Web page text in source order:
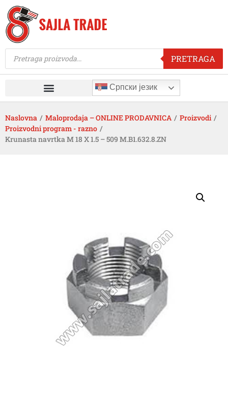
PRETRAGA
Српски језик
Naslovna / Maloprodaja – ONLINE PRODAVNICA / Proizvodi /
Proizvodni program - razno /
Krunasta navrtka M 18 X 1.5 – 509 M.B1.632.8.ZN